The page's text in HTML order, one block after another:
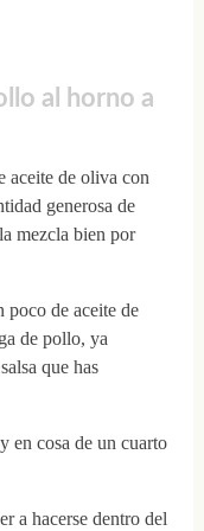
al horno a
aceite de oliva con
generosa de
mezcla bien por
poco de aceite de
de pollo, ya
que has
en cosa de un cuarto
a hacerse dentro del